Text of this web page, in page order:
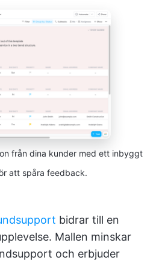
från dina kunder med ett inbyggt
att spåra feedback.
bidrar till en
Mallen minskar
och erbjuder